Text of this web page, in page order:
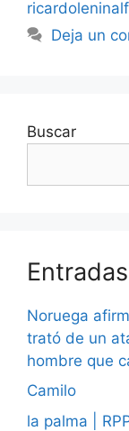
Deja un
Buscar
Noruega
trató de un
hombre que
Camilo
la palma |